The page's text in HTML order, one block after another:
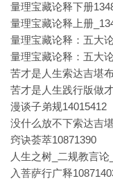
量理宝藏论释下册
量理宝藏论释上册
量理宝藏论释：五大
量理宝藏论释：五大
苦才是人生索达吉堪
苦才是人生践行版做
漫谈子弟规14015412
没什么放不下索达吉
窍诀荟萃10871390
人生之树_二规教言论
入菩萨行广释